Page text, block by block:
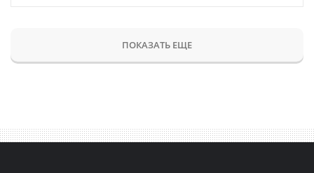
ПОКАЗАТЬ ЕЩЕ